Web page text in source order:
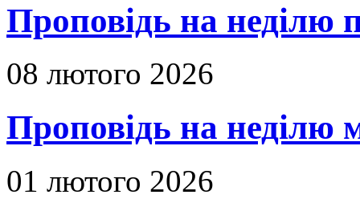
Проповідь на неділю
08 лютого 2026
Проповідь на неділю
01 лютого 2026